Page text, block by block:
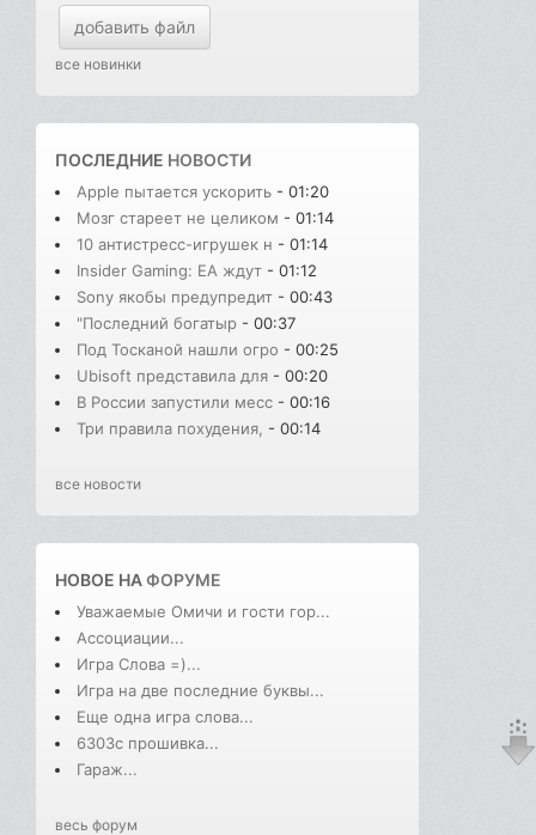
добавить файл
все новинки
ПОСЛЕДНИЕ НОВОСТИ
Apple пытается ускорить - 01:20
Мозг стареет не целиком - 01:14
10 антистресс-игрушек н - 01:14
Insider Gaming: EA ждут - 01:12
Sony якобы предупредит - 00:43
"Последний богатыр - 00:37
Под Тосканой нашли огро - 00:25
Ubisoft представила для - 00:20
В России запустили месс - 00:16
Три правила похудения, - 00:14
все новости
НОВОЕ НАФОРУМЕ
Уважаемые Омичи и гости гор...
Ассоциации...
Игра Слова =)...
Игра на две последние буквы...
Еще одна игра слова...
6303с прошивка...
Гараж...
весь форум